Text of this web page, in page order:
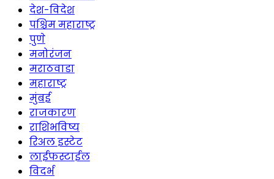
देश-विदेश
पश्चिम महाराष्ट्र
पुणे
मनोरंजन
मराठवाडा
महाराष्ट्र
मुंबई
राजकारण
राशिभविष्य
रिअल इस्टेट
लाईफस्टाईल
विदर्भ